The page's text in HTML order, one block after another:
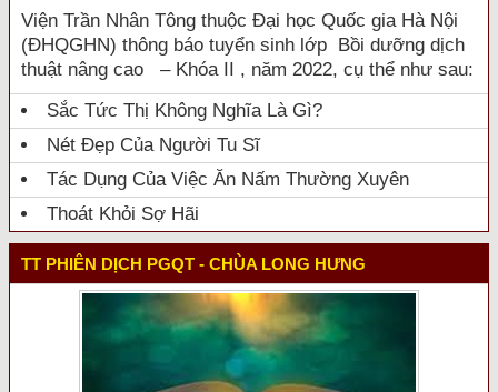
Viện Trần Nhân Tông thuộc Đại học Quốc gia Hà Nội
(ĐHQGHN) thông báo tuyển sinh lớp Bồi dưỡng dịch
thuật nâng cao – Khóa II , năm 2022, cụ thể như sau:
Sắc Tức Thị Không Nghĩa Là Gì?
Nét Đẹp Của Người Tu Sĩ
Tác Dụng Của Việc Ăn Nấm Thường Xuyên
Thoát Khỏi Sợ Hãi
TT PHIÊN DỊCH PGQT - CHÙA LONG HƯNG